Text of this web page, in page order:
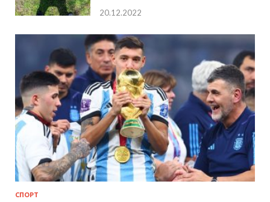
20.12.2022
СПОРТ